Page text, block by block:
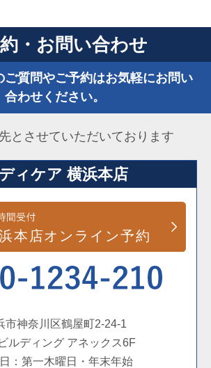
・お問い合わせ
ご質問やご予約はお気軽にお問い
合わせください。
とさせていただいております
ィケア 横浜本店
市神奈川区鶴屋町2-24-1
ルディング アネックス6F
：第一木曜日・年末年始